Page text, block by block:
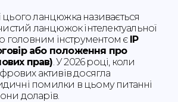
цього ланцюжка називається
ланцюжок інтелектуальної
головним інструментом є IP
або положення про
прав). У 2026 році, коли
активів досягла
помилки в цьому питанні
доларів.